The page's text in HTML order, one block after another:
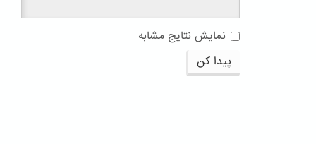
نمایش نتایج مشابه
پیدا کن